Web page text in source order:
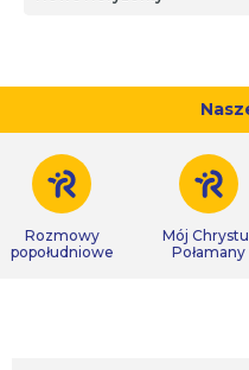
Rozmowy
popołudniowe
Mój
Połamany